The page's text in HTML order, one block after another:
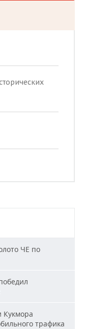
ЧЕ по
Кукмора
трафика